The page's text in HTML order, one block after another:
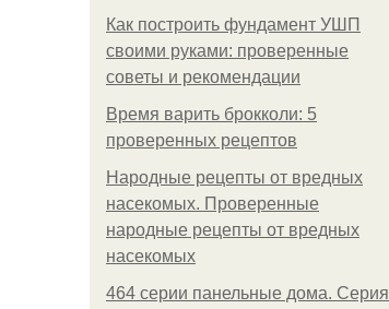
Как построить фундамент УШП
своими руками: проверенные
советы и рекомендации
Время варить брокколи: 5
проверенных рецептов
Народные рецепты от вредных
насекомых. Проверенные
народные рецепты от вредных
насекомых
464 серии панельные дома. Серия